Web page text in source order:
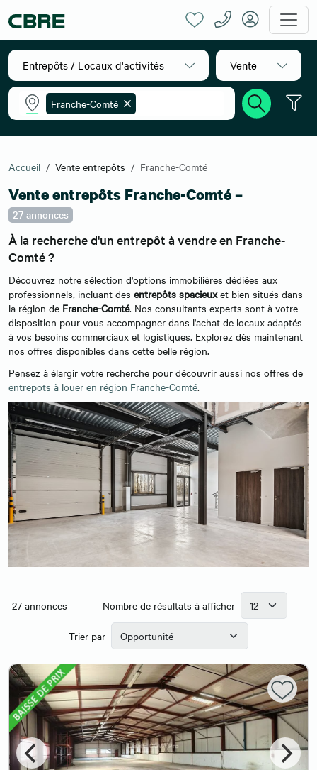
Entrepôts / Locaux d'activités Vente
Franche-Comté
Accueil Vente entrepôts Franche-Comté
Vente entrepôts Franche-Comté –
27 annonces
À la recherche d'un entrepôt à vendre en Franche-
Comté ?
Découvrez notre sélection d'options immobilières dédiées aux
professionnels, incluant des entrepôts spacieuxet bien situés dans
la région de Franche-Comté. Nos consultants experts sont à votre
disposition pour vous accompagner dans l'achat de locaux adaptés
à vos besoins commerciaux et logistiques. Explorez dès maintenant
nos offres disponibles dans cette belle région.
Pensez à élargir votre recherche pour découvrir aussi nos offres de
entrepots à louer en région Franche-Comté.
27 annonces Nombre de résultats à afficher
Trier par